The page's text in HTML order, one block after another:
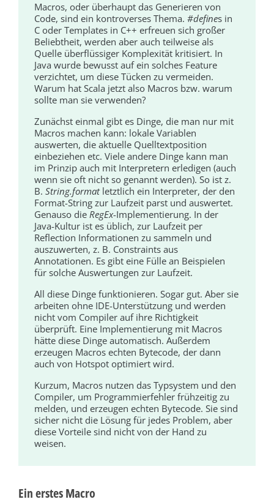
Macros, oder überhaupt das Generieren von
Code, sind ein kontroverses Thema.#defines in
C oder Templates in C++ erfreuen sich großer
Beliebtheit, werden aber auch teilweise als
Quelle überflüssiger Komplexität kritisiert. In
Java wurde bewusst auf ein solches Feature
verzichtet, um diese Tücken zu vermeiden.
Warum hat Scala jetzt also Macros bzw. warum
sollte man sie verwenden?
Zunächst einmal gibt es Dinge, die man nur mit
Macros machen kann: lokale Variablen
auswerten, die aktuelle Quelltextposition
einbeziehen etc. Viele andere Dinge kann man
im Prinzip auch mit Interpretern erledigen (auch
wenn sie oft nicht so genannt werden). So ist z.
B.String.formatletztlich ein Interpreter, der den
Format-String zur Laufzeit parst und auswertet.
Genauso dieRegEx-Implementierung. In der
Java-Kultur ist es üblich, zur Laufzeit per
Reflection Informationen zu sammeln und
auszuwerten, z. B. Constraints aus
Annotationen. Es gibt eine Fülle an Beispielen
für solche Auswertungen zur Laufzeit.
All diese Dinge funktionieren. Sogar gut. Aber sie
arbeiten ohne IDE-Unterstützung und werden
nicht vom Compiler auf ihre Richtigkeit
überprüft. Eine Implementierung mit Macros
hätte diese Dinge automatisch. Außerdem
erzeugen Macros echten Bytecode, der dann
auch von Hotspot optimiert wird.
Kurzum, Macros nutzen das Typsystem und den
Compiler, um Programmierfehler frühzeitig zu
melden, und erzeugen echten Bytecode. Sie sind
sicher nicht die Lösung für jedes Problem, aber
diese Vorteile sind nicht von der Hand zu
weisen.
Ein erstes Macro